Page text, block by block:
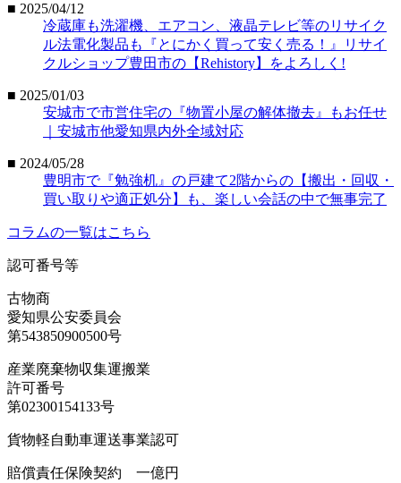
■ 2025/04/12
冷蔵庫も洗濯機、エアコン、液晶テレビ等のリサイク
ル法電化製品も『とにかく買って安く売る！』リサイ
クルショップ豊田市の【Rehistory】をよろしく!
■ 2025/01/03
安城市で市営住宅の『物置小屋の解体撤去』もお任せ
｜安城市他愛知県内外全域対応
■ 2024/05/28
豊明市で『勉強机』の戸建て2階からの【搬出・回収・
買い取りや適正処分】も、楽しい会話の中で無事完了
コラムの一覧はこちら
認可番号等
古物商
愛知県公安委員会
第543850900500号
産業廃棄物収集運搬業
許可番号
第02300154133号
貨物軽自動車運送事業認可
賠償責任保険契約 一億円